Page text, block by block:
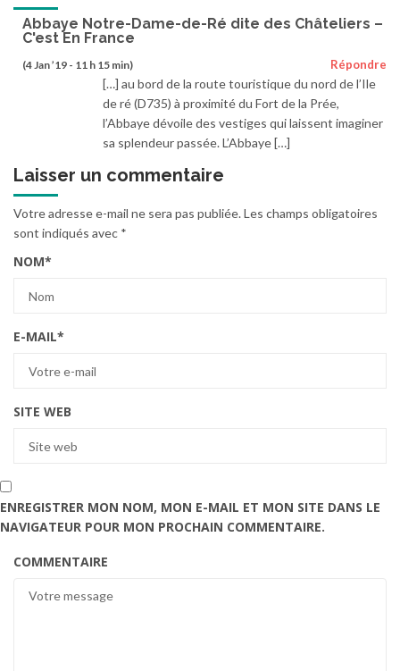
Abbaye Notre-Dame-de-Ré dite des Châteliers –
C'est En France
(4 Jan ’19 - 11 h 15 min) Répondre
[…] au bord de la route touristique du nord de l’Ile
de ré (D735) à proximité du Fort de la Prée,
l’Abbaye dévoile des vestiges qui laissent imaginer
sa splendeur passée. L’Abbaye […]
Laisser un commentaire
Votre adresse e-mail ne sera pas publiée.Les champs obligatoires
sont indiqués avec *
NOM*
E-MAIL*
SITE WEB
ENREGISTRER MON NOM, MON E-MAIL ET MON SITE DANS LE
NAVIGATEUR POUR MON PROCHAIN COMMENTAIRE.
COMMENTAIRE